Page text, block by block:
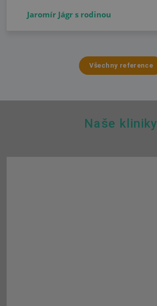
Jaromír Jágr s rodinou
Všechny reference
Naše kliniky